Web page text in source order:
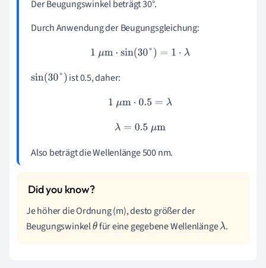
Der Beugungswinkel beträgt 30°.
Durch Anwendung der Beugungsgleichung:
1μ m⋅sin(30°) =1⋅ λ
sin(30°)
ist 0.5, daher:
1μm ⋅0.5 =λ
λ= 0.5μ m
Also beträgt die Wellenlänge 500 nm.
Je höher die Ordnung (m), desto größer der
Beugungswinkelθfür eine gegebene Wellenlängeλ.